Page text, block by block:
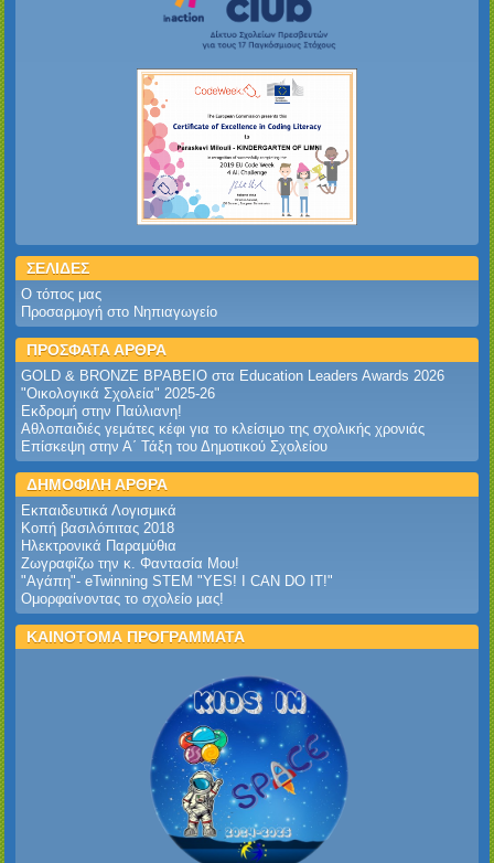
ΣΕΛΙΔΕΣ
Ο τόπος μας
Προσαρμογή στο Νηπιαγωγείο
ΠΡΟΣΦΑΤΑ ΑΡΘΡΑ
GOLD & BRONZE ΒΡΑΒΕΙΟ στα Education Leaders Awards 2026‎
‎"Οικολογικά Σχολεία" 2025-26‎
Εκδρομή στην Παύλιανη!‎
Αθλοπαιδιές γεμάτες κέφι για το κλείσιμο της σχολικής χρονιάς
Επίσκεψη στην Α΄ Τάξη του Δημοτικού Σχολείου
ΔΗΜΟΦΙΛΗ ΑΡΘΡΑ
Εκπαιδευτικά Λογισμικά
Κοπή βασιλόπιτας 2018
Ηλεκτρονικά Παραμύθια
Ζωγραφίζω την κ. Φαντασία Μου!
"Αγάπη"- eTwinning STEM "YES! I CAN DO IT!"
Ομορφαίνοντας το σχολείο μας!
ΚΑΙΝΟΤΟΜΑ ΠΡΟΓΡΑΜΜΑΤΑ